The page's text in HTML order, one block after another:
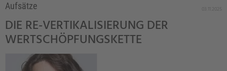
Aufsätze
DIE RE-VERTIKALISIERUNG DER
WERTSCHÖPFUNGSKETTE